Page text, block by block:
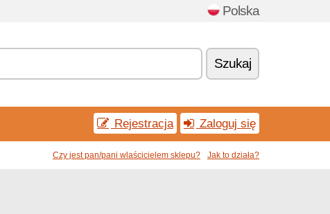
Polska
Szukaj
Rejestracja Zaloguj się
Czy jest pan/pani wlaścicielem sklepu? Jak to działa?